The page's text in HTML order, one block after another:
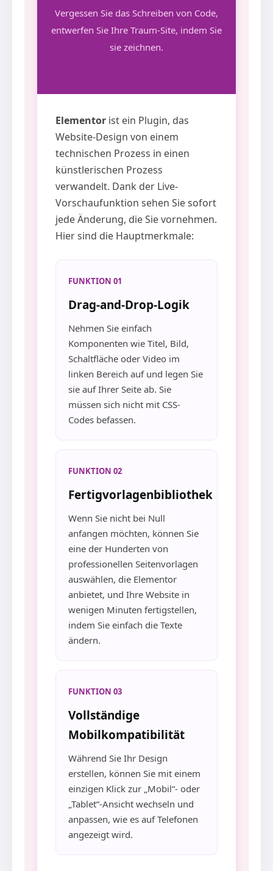
Vergessen Sie das Schreiben von Code,
entwerfen Sie Ihre Traum-Site, indem Sie
sie zeichnen.
Elementor ist ein Plugin, das
Website-Design von einem
technischen Prozess in einen
künstlerischen Prozess
verwandelt. Dank der Live-
Vorschaufunktion sehen Sie sofort
jede Änderung, die Sie vornehmen.
Hier sind die Hauptmerkmale:
FUNKTION 01
Drag-and-Drop-Logik
Nehmen Sie einfach
Komponenten wie Titel, Bild,
Schaltfläche oder Video im
linken Bereich auf und legen Sie
sie auf Ihrer Seite ab. Sie
müssen sich nicht mit CSS-
Codes befassen.
FUNKTION 02
Fertigvorlagenbibliothek
Wenn Sie nicht bei Null
anfangen möchten, können Sie
eine der Hunderten von
professionellen Seitenvorlagen
auswählen, die Elementor
anbietet, und Ihre Website in
wenigen Minuten fertigstellen,
indem Sie einfach die Texte
ändern.
FUNKTION 03
Vollständige
Mobilkompatibilität
Während Sie Ihr Design
erstellen, können Sie mit einem
einzigen Klick zur „Mobil“- oder
„Tablet“-Ansicht wechseln und
anpassen, wie es auf Telefonen
angezeigt wird.